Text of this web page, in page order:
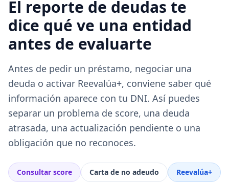
El reporte de deudas te
dice qué ve una entidad
antes de evaluarte
Antes de pedir un préstamo, negociar una
deuda o activar Reevalúa+, conviene saber qué
información aparece con tu DNI. Así puedes
separar un problema de score, una deuda
atrasada, una actualización pendiente o una
obligación que no reconoces.
Consultar score Carta de no adeudo Reevalúa+